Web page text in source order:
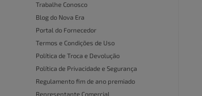
Trabalhe Conosco
Blog do Nova Era
Portal do Fornecedor
Termos e Condições de Uso
Política de Troca e Devolução
Política de Privacidade e Segurança
Regulamento fim de ano premiado
Representante Comercial